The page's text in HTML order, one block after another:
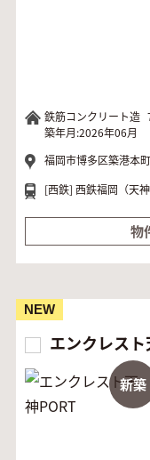
鉄筋コンクリート造
築年月:2026年06月
福岡市博多区築港本
[西鉄] 西鉄福岡（天
物
エンクレス
NEW
新築